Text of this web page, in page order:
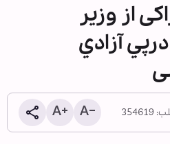
از وزیر
آزادي